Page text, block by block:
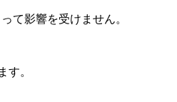
て影響を受けません。
す。